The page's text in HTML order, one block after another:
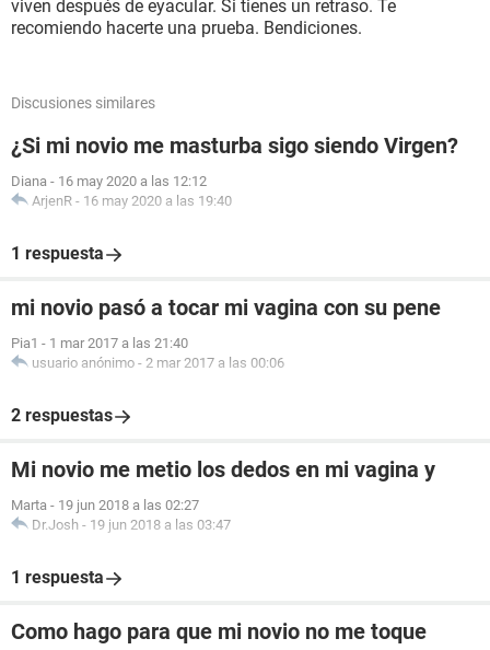
viven después de eyacular. Si tienes un retraso. Te
recomiendo hacerte una prueba. Bendiciones.
Discusiones similares
¿Si mi novio me masturba sigo siendo Virgen?
Diana - 16 may 2020 a las 12:12
ArjenR - 16 may 2020 a las 19:40
1 respuesta
mi novio pasó a tocar mi vagina con su pene
Pia1 - 1 mar 2017 a las 21:40
usuario anónimo - 2 mar 2017 a las 00:06
2 respuestas
Mi novio me metio los dedos en mi vagina y
Marta - 19 jun 2018 a las 02:27
Dr.Josh - 19 jun 2018 a las 03:47
1 respuesta
Como hago para que mi novio no me toque